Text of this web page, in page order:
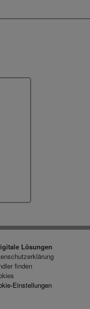
Lösungen
finden
Einstellungen